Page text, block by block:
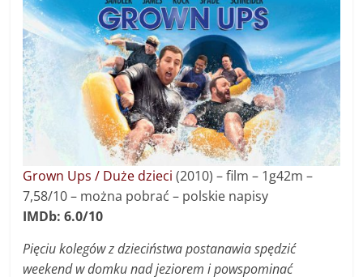
Grown Ups / Duże dzieci (2010) – film – 1g42m –
7,58/10– można pobrać – polskie napisy
IMDb: 6.0/10
Pięciu kolegów z dzieciństwa postanawia spędzić
weekend w domku nad jeziorem i powspominać